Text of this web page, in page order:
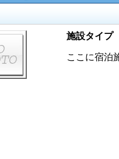
施設タイプ
ここに宿泊